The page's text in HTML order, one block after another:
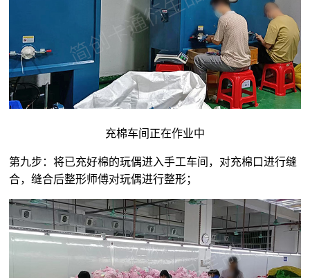
充棉车间正在作业中
第九步：将已充好棉的玩偶进入手工车间，对充棉口进行缝
合，缝合后整形师傅对玩偶进行整形；